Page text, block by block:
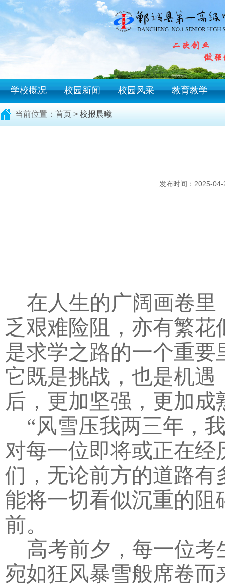
学校概况 校园新闻 校园风采 教育教学
当前位置： 首页 > 校报晨曦
发布时间：2025-
在人生的广阔画卷
乏艰难险阻，亦有繁
是求学之路的一个重
它既是挑战，也是机遇
后，更加坚强，更加成
“风雪压我两三年，
对每一位即将或正在
们，无论前方的道路
能将一切看似沉重的
前。
高考前夕，每一位
宛如狂风暴雪般席卷